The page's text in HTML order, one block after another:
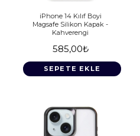
iPhone 14 Kılıf Boyi
Magsafe Silikon Kapak -
Kahverengi
585,00₺
SEPETE EKLE